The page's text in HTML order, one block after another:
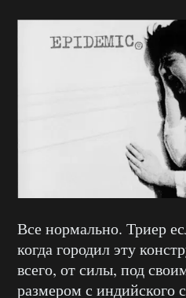
Все нормально. Триер
когда городил эту
всего, от силы, под
размером с индийского